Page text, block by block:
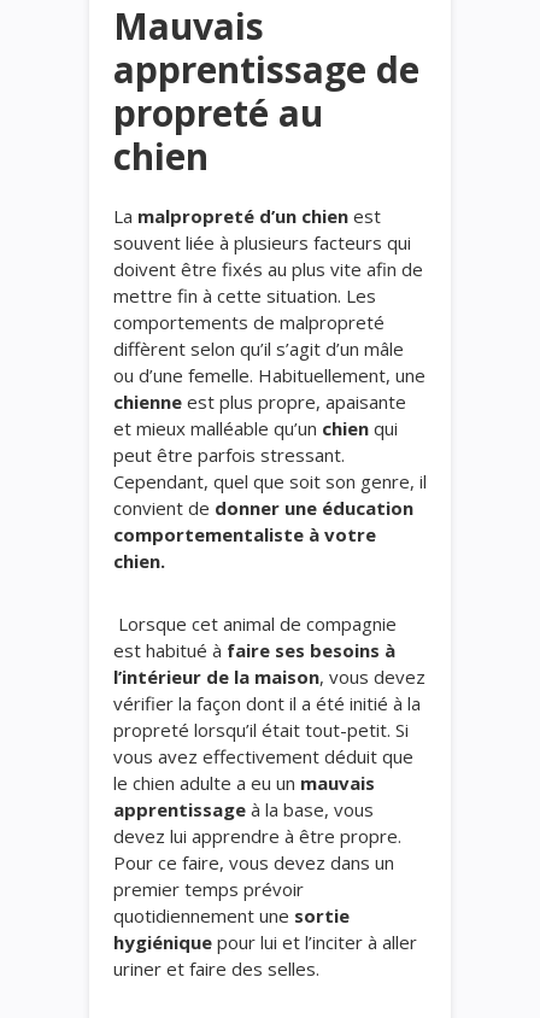
Mauvais
apprentissage de
propreté au
chien
La malpropreté d’un chien est
souvent liée à plusieurs facteurs qui
doivent être fixés au plus vite afin de
mettre fin à cette situation. Les
comportements de malpropreté
diffèrent selon qu’il s’agit d’un mâle
ou d’une femelle. Habituellement, une
chienne est plus propre, apaisante
et mieux malléable qu’un chien qui
peut être parfois stressant.
Cependant, quel que soit son genre, il
convient de donner une éducation
comportementaliste à votre
chien.
Lorsque cet animal de compagnie
est habitué à faire ses besoins à
l’intérieur de la maison, vous devez
vérifier la façon dont il a été initié à la
propreté lorsqu’il était tout-petit. Si
vous avez effectivement déduit que
le chien adulte a eu un mauvais
apprentissage à la base, vous
devez lui apprendre à être propre.
Pour ce faire, vous devez dans un
premier temps prévoir
quotidiennement une sortie
hygiénique pour lui et l’inciter à aller
uriner et faire des selles.